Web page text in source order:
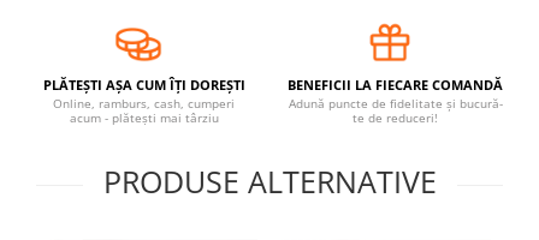
Igiena si ingrijire bebelusi
Accesorii bebelusi / nou-nascuti
Perne si saltele bebelusi
Baia bebelusului
PLĂTEȘTI AȘA CUM ÎȚI DOREȘTI
Online, ramburs, cash, cumperi
acum - plătești mai târziu
BENEFICII LA FIECARE COMANDĂ
Adună puncte de fidelitate și bucură-
te de reduceri!
PRODUSE ALTERNATIVE